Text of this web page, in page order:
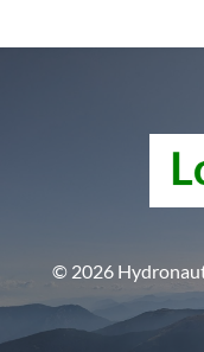
© 2026